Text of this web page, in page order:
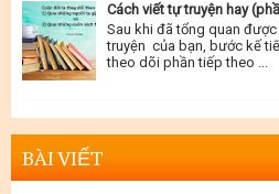
Cách viết tự truyện hay
Sau khi đã tổng quan
truyện của bạn, bước kế
theo dõi phần tiếp theo ...
BÀI VIẾT